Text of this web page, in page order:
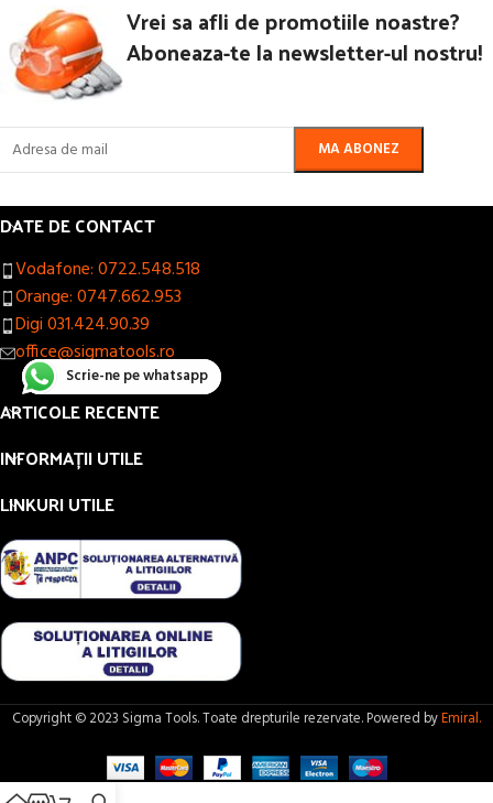
Vrei sa afli de promotiile noastre?
Aboneaza-te la newsletter-ul nostru!
DATE DE CONTACT
Vodafone: 0722.548.518
Orange: 0747.662.953
Digi 031.424.90.39
office@sigmatools.ro
ARTICOLE RECENTE
INFORMAȚII UTILE
LINKURI UTILE
Copyright © 2023 Sigma Tools. Toate drepturile rezervate. Powered byEmiral.
Scrie-ne pe whatsapp